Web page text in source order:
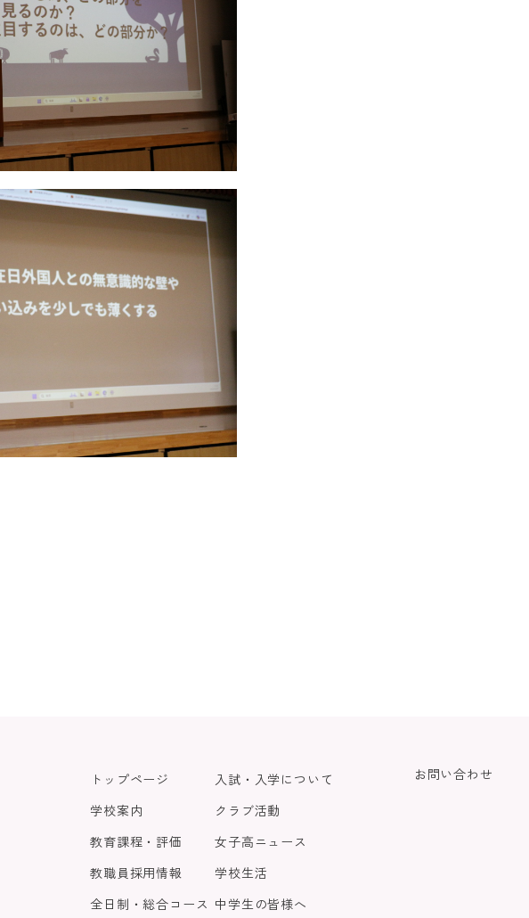
トップページ
学校案内
教育課程・評価
教職員採用情報
全日制・総合コース
入試・入学について
クラブ活動
女子高ニュース
学校生活
中学生の皆様へ
お問い合わせ